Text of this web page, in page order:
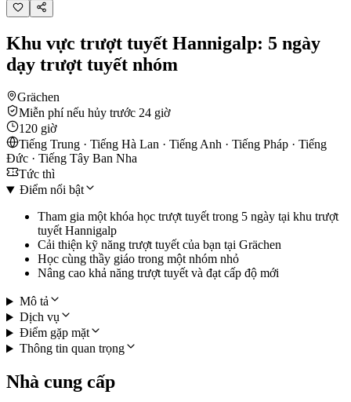
Khu vực trượt tuyết Hannigalp: 5 ngày
dạy trượt tuyết nhóm
Grächen
Miễn phí nếu hủy trước 24 giờ
120 giờ
Tiếng Trung · Tiếng Hà Lan · Tiếng Anh · Tiếng Pháp · Tiếng
Đức · Tiếng Tây Ban Nha
Tức thì
Điểm nổi bật
Tham gia một khóa học trượt tuyết trong 5 ngày tại khu trượt
tuyết Hannigalp
Cải thiện kỹ năng trượt tuyết của bạn tại Grächen
Học cùng thầy giáo trong một nhóm nhỏ
Nâng cao khả năng trượt tuyết và đạt cấp độ mới
Mô tả
Dịch vụ
Điểm gặp mặt
Thông tin quan trọng
Nhà cung cấp